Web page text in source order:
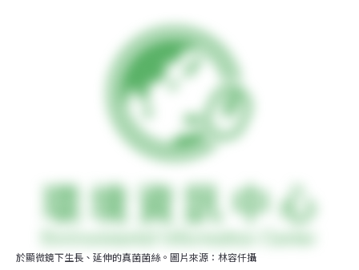
於顯微鏡下生長、延伸的真菌菌絲。圖片來源：林容仟攝